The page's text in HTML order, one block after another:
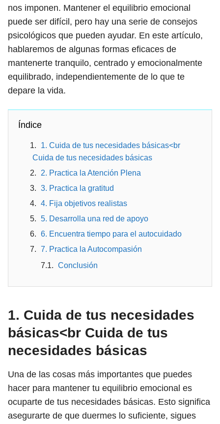
nos imponen. Mantener el equilibrio emocional
puede ser difícil, pero hay una serie de consejos
psicológicos que pueden ayudar. En este artículo,
hablaremos de algunas formas eficaces de
mantenerte tranquilo, centrado y emocionalmente
equilibrado, independientemente de lo que te
depare la vida.
Índice
1. Cuida de tus necesidades básicas<br
Cuida de tus necesidades básicas
2. Practica la Atención Plena
3. Practica la gratitud
4. Fija objetivos realistas
5. Desarrolla una red de apoyo
6. Encuentra tiempo para el autocuidado
7. Practica la Autocompasión
Conclusión
1. Cuida de tus necesidades
básicas<br Cuida de tus
necesidades básicas
Una de las cosas más importantes que puedes
hacer para mantener tu equilibrio emocional es
ocuparte de tus necesidades básicas. Esto significa
asegurarte de que duermes lo suficiente, sigues